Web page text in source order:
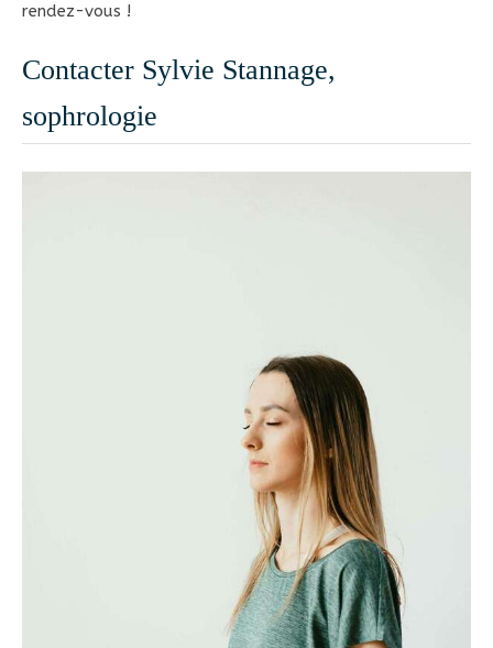
rendez-vous !
Contacter Sylvie Stannage,
sophrologie